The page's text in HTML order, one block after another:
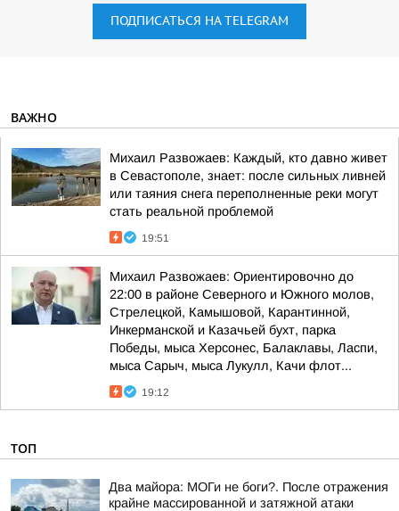
ПОДПИСАТЬСЯ НА TELEGRAM
ВАЖНО
Михаил Развожаев: Каждый, кто давно живет
в Севастополе, знает: после сильных ливней
или таяния снега переполненные реки могут
стать реальной проблемой
19:51
Михаил Развожаев: Ориентировочно до
22:00 в районе Северного и Южного молов,
Стрелецкой, Камышовой, Карантинной,
Инкерманской и Казачьей бухт, парка
Победы, мыса Херсонес, Балаклавы, Ласпи,
мыса Сарыч, мыса Лукулл, Качи флот...
19:12
ТОП
Два майора: МОГи не боги?. После отражения
крайне массированной и затяжной атаки